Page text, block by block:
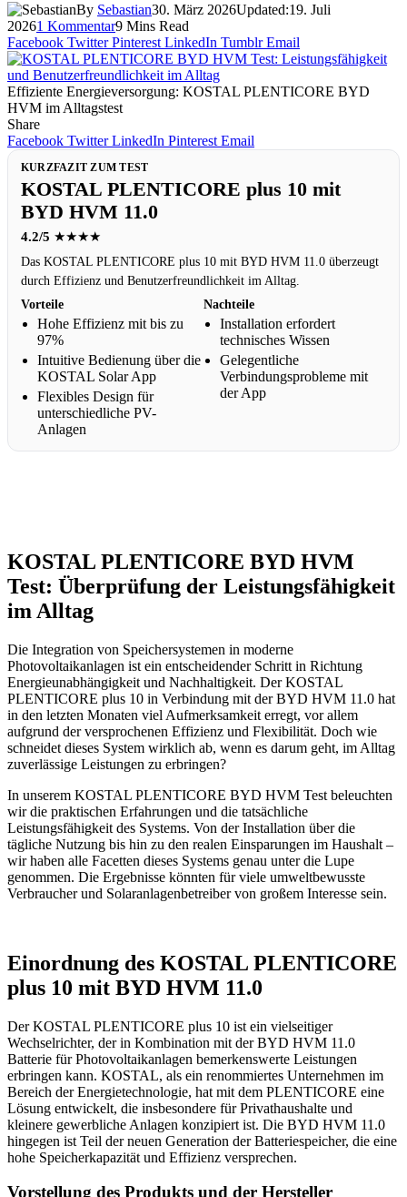
By Sebastian30. März 2026Updated:19. Juli
20261 Kommentar9 Mins Read
Facebook Twitter Pinterest LinkedIn Tumblr Email
Effiziente Energieversorgung: KOSTAL PLENTICORE BYD
HVM im Alltagstest
Share
Facebook Twitter LinkedIn Pinterest Email
KURZFAZIT ZUM TEST
KOSTAL PLENTICORE plus 10 mit
BYD HVM 11.0
4.2/5 ★★★★
Das KOSTAL PLENTICORE plus 10 mit BYD HVM 11.0 überzeugt
durch Effizienz und Benutzerfreundlichkeit im Alltag.
Vorteile
Hohe Effizienz mit bis zu
97%
Intuitive Bedienung über die
KOSTAL Solar App
Flexibles Design für
unterschiedliche PV-
Anlagen
Nachteile
Installation erfordert
technisches Wissen
Gelegentliche
Verbindungsprobleme mit
der App
KOSTAL PLENTICORE BYD HVM
Test: Überprüfung der Leistungsfähigkeit
im Alltag
Die Integration von Speichersystemen in moderne
Photovoltaikanlagen ist ein entscheidender Schritt in Richtung
Energieunabhängigkeit und Nachhaltigkeit. Der KOSTAL
PLENTICORE plus 10 in Verbindung mit der BYD HVM 11.0 hat
in den letzten Monaten viel Aufmerksamkeit erregt, vor allem
aufgrund der versprochenen Effizienz und Flexibilität. Doch wie
schneidet dieses System wirklich ab, wenn es darum geht, im Alltag
zuverlässige Leistungen zu erbringen?
In unserem KOSTAL PLENTICORE BYD HVM Test beleuchten
wir die praktischen Erfahrungen und die tatsächliche
Leistungsfähigkeit des Systems. Von der Installation über die
tägliche Nutzung bis hin zu den realen Einsparungen im Haushalt –
wir haben alle Facetten dieses Systems genau unter die Lupe
genommen. Die Ergebnisse könnten für viele umweltbewusste
Verbraucher und Solaranlagenbetreiber von großem Interesse sein.
Einordnung des KOSTAL PLENTICORE
plus 10 mit BYD HVM 11.0
Der KOSTAL PLENTICORE plus 10 ist ein vielseitiger
Wechselrichter, der in Kombination mit der BYD HVM 11.0
Batterie für Photovoltaikanlagen bemerkenswerte Leistungen
erbringen kann. KOSTAL, als ein renommiertes Unternehmen im
Bereich der Energietechnologie, hat mit dem PLENTICORE eine
Lösung entwickelt, die insbesondere für Privathaushalte und
kleinere gewerbliche Anlagen konzipiert ist. Die BYD HVM 11.0
hingegen ist Teil der neuen Generation der Batteriespeicher, die eine
hohe Speicherkapazität und Effizienz versprechen.
Vorstellung des Produkts und der Hersteller